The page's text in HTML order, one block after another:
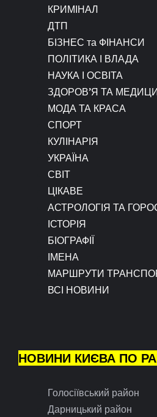
КРИМІНАЛ
ДТП
БІЗНЕС та ФІНАНСИ
ПОЛІТИКА І ВЛАДА
НАУКА І ОСВІТА
ЗДОРОВ’Я ТА
МОДА ТА КРАСА
СПОРТ
КУЛІНАРІЯ
УКРАЇНА
СВІТ
ЦІКАВЕ
АСТРОЛОГІЯ ТА
ІСТОРІЯ
БІОГРАФІЇ
ІМЕНА
МАРШРУТИ
ВСІ НОВИНИ
НОВИНИ КИЄВА ПО
Голосіївський район
Дарницький район